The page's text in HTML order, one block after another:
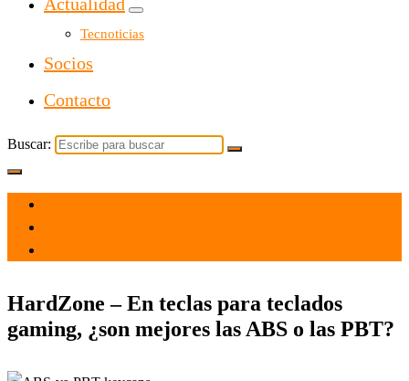
Tecnoticias
Socios
Contacto
Buscar:
HardZone – En teclas para teclados
gaming, ¿son mejores las ABS o las PBT?